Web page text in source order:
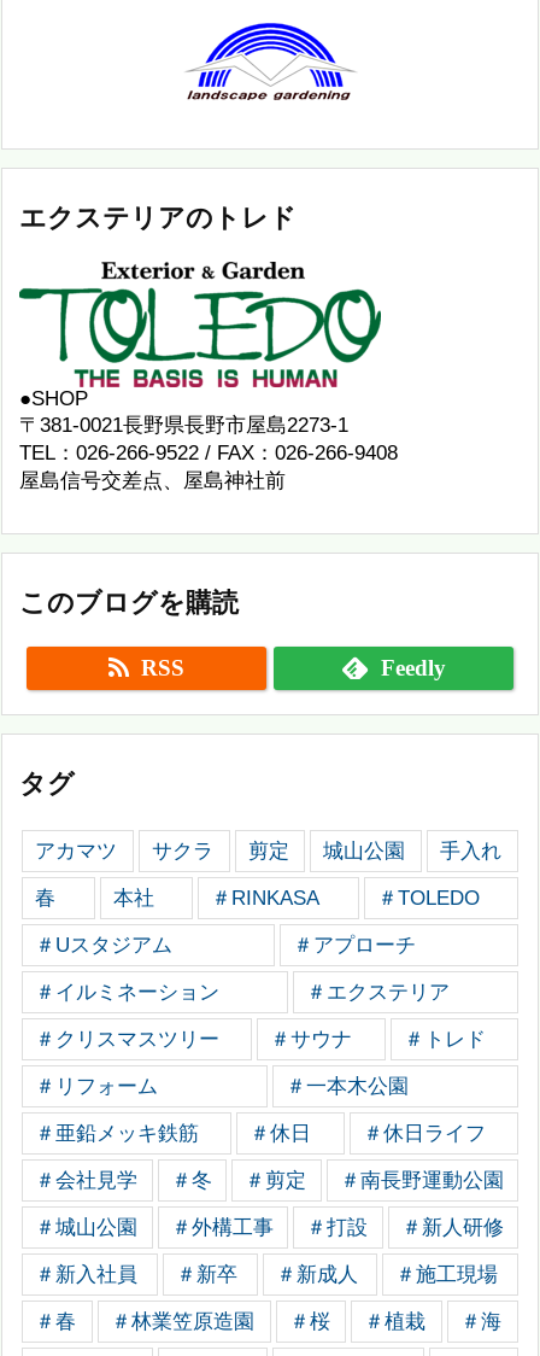
エクステリアのトレド
●SHOP
〒381-0021長野県長野市屋島2273-1
TEL：026-266-9522 / FAX：026-266-9408
屋島信号交差点、屋島神社前
このブログを購読
RSS Feedly
タグ
アカマツ サクラ 剪定 城山公園 手入れ
春 本社 ＃RINKASA ＃TOLEDO
＃Uスタジアム ＃アプローチ
＃イルミネーション ＃エクステリア
＃クリスマスツリー ＃サウナ ＃トレド
＃リフォーム ＃一本木公園
＃亜鉛メッキ鉄筋 ＃休日 ＃休日ライフ
＃会社見学 ＃冬 ＃剪定 ＃南長野運動公園
＃城山公園 ＃外構工事 ＃打設 ＃新人研修
＃新入社員 ＃新卒 ＃新成人 ＃施工現場
＃春 ＃林業笠原造園 ＃桜 ＃植栽 ＃海